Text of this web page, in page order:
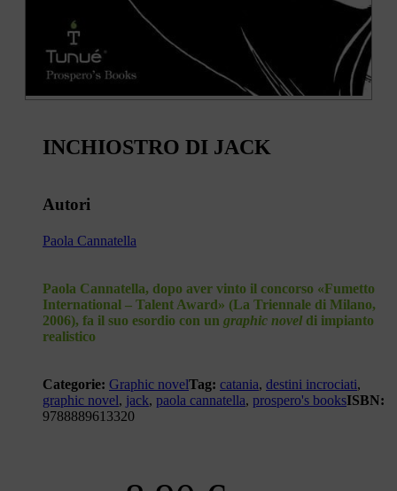
INCHIOSTRO DI JACK
Autori
Paola Cannatella
Paola Cannatella, dopo aver vinto il concorso «Fumetto
International – Talent Award» (La Triennale di Milano,
2006), fa il suo esordio con un graphic novel di impianto
realistico
Categorie: Graphic novelTag: catania, destini incrociati,
graphic novel, jack, paola cannatella, prospero's booksISBN:
9788889613320